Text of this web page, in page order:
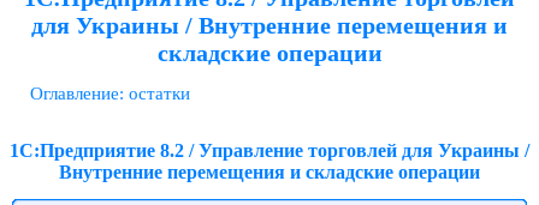
для Украины / Внутренние перемещения и
складские операции
Оглавление: остатки
1С:Предприятие 8.2 / Управление торговлей для Украины /
Внутренние перемещения и складские операции